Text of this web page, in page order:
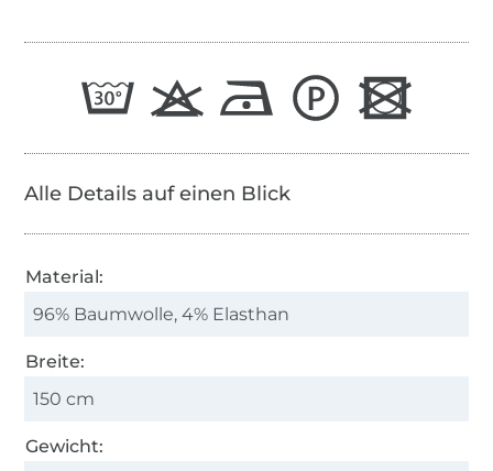
Alle Details auf einen Blick
Material:
96% Baumwolle, 4% Elasthan
Breite:
150 cm
Gewicht: